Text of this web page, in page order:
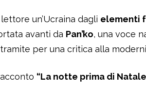
un’Ucraina dagli elementi
avanti da Pan’ko, una voce
per una critica alla
“La notte prima di